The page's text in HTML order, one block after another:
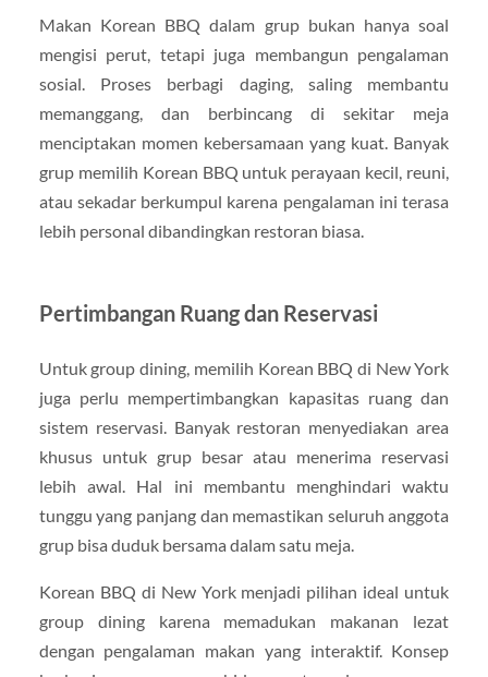
Makan Korean BBQ dalam grup bukan hanya soal
mengisi perut, tetapi juga membangun pengalaman
sosial. Proses berbagi daging, saling membantu
memanggang, dan berbincang di sekitar meja
menciptakan momen kebersamaan yang kuat. Banyak
grup memilih Korean BBQ untuk perayaan kecil, reuni,
atau sekadar berkumpul karena pengalaman ini terasa
lebih personal dibandingkan restoran biasa.
Pertimbangan Ruang dan Reservasi
Untuk group dining, memilih Korean BBQ di New York
juga perlu mempertimbangkan kapasitas ruang dan
sistem reservasi. Banyak restoran menyediakan area
khusus untuk grup besar atau menerima reservasi
lebih awal. Hal ini membantu menghindari waktu
tunggu yang panjang dan memastikan seluruh anggota
grup bisa duduk bersama dalam satu meja.
Korean BBQ di New York menjadi pilihan ideal untuk
group dining karena memadukan makanan lezat
dengan pengalaman makan yang interaktif. Konsep